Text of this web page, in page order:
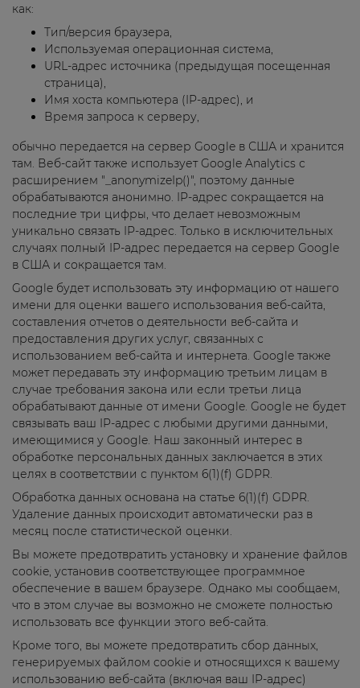
как:
Тип/версия браузера,
Используемая операционная система,
URL-адрес источника (предыдущая посещенная
страница),
Имя хоста компьютера (IP-адрес), и
Время запроса к серверу,
обычно передается на сервер Google в США и хранится
там. Веб-сайт также использует Google Analytics с
расширением "_anonymizeIp()", поэтому данные
обрабатываются анонимно. IP-адрес сокращается на
последние три цифры, что делает невозможным
уникально связать IP-адрес. Только в исключительных
случаях полный IP-адрес передается на сервер Google
в США и сокращается там.
Google будет использовать эту информацию от нашего
имени для оценки вашего использования веб-сайта,
составления отчетов о деятельности веб-сайта и
предоставления других услуг, связанных с
использованием веб-сайта и интернета. Google также
может передавать эту информацию третьим лицам в
случае требования закона или если третьи лица
обрабатывают данные от имени Google. Google не будет
связывать ваш IP-адрес с любыми другими данными,
имеющимися у Google. Наш законный интерес в
обработке персональных данных заключается в этих
целях в соответствии с пунктом 6(1)(f) GDPR.
Обработка данных основана на статье 6(1)(f) GDPR.
Удаление данных происходит автоматически раз в
месяц после статистической оценки.
Вы можете предотвратить установку и хранение файлов
cookie, установив соответствующее программное
обеспечение в вашем браузере. Однако мы сообщаем,
что в этом случае вы возможно не сможете полностью
использовать все функции этого веб-сайта.
Кроме того, вы можете предотвратить сбор данных,
генерируемых файлом cookie и относящихся к вашему
использованию веб-сайта (включая ваш IP-адрес)